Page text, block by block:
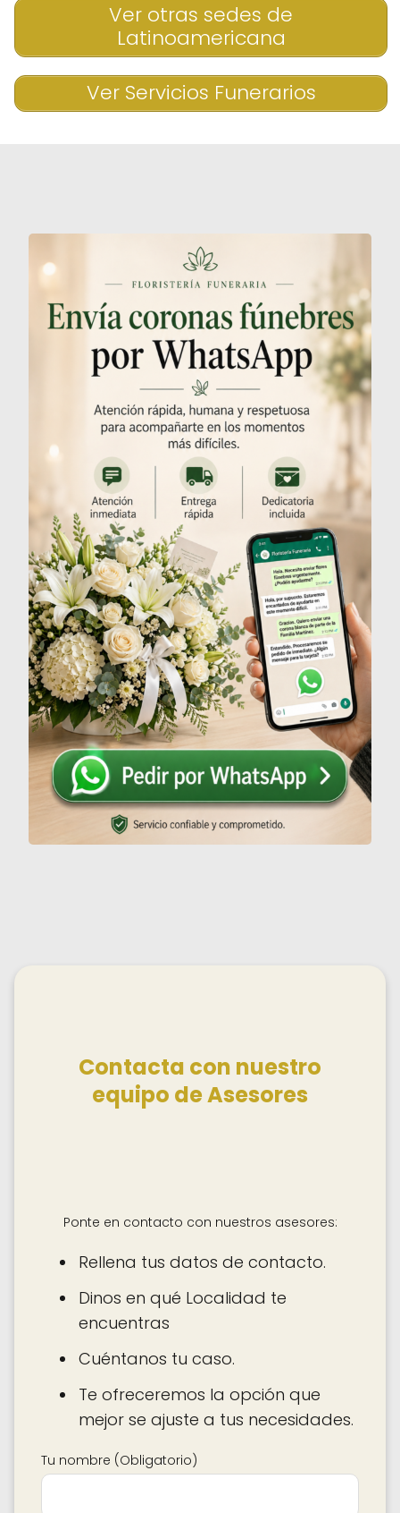
Ver otras sedes de
Latinoamericana
Ver Servicios Funerarios
Contacta con nuestro
equipo de Asesores
Ponte en contacto con nuestros asesores:
Rellena tus datos de contacto.
Dinos en qué Localidad te
encuentras
Cuéntanos tu caso.
Te ofreceremos la opción que
mejor se ajuste a tus necesidades.
Tu nombre (Obligatorio)